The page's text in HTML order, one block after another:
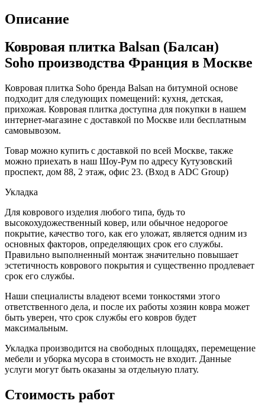
Описание
Ковровая плитка Balsan (Балсан)
Soho производства Франция в Москве
Ковровая плитка Soho бренда Balsan на битумной основе
подходит для следующих помещений: кухня, детская,
прихожая. Ковровая плитка доступна для покупки в нашем
интернет-магазине с доставкой по Москве или бесплатным
самовывозом.
Товар можно купить с доставкой по всей Москве, также
можно приехать в наш Шоу-Рум по адресу Кутузовский
проспект, дом 88, 2 этаж, офис 23. (Вход в ADC Group)
Укладка
Для коврового изделия любого типа, будь то
высокохудожественный ковер, или обычное недорогое
покрытие, качество того, как его уложат, является одним из
основных факторов, определяющих срок его службы.
Правильно выполненный монтаж значительно повышает
эстетичность коврового покрытия и существенно продлевает
срок его службы.
Наши специалисты владеют всеми тонкостями этого
ответственного дела, и после их работы хозяин ковра может
быть уверен, что срок службы его ковров будет
максимальным.
Укладка производится на свободных площадях, перемещение
мебели и уборка мусора в стоимость не входит. Данные
услуги могут быть оказаны за отдельную плату.
Стоимость работ